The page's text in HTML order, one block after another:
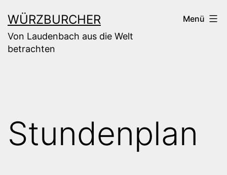
Inhalt
springen
WÜRZBURCHER
Von Laudenbach aus die Welt
betrachten
Menü
Stundenplan